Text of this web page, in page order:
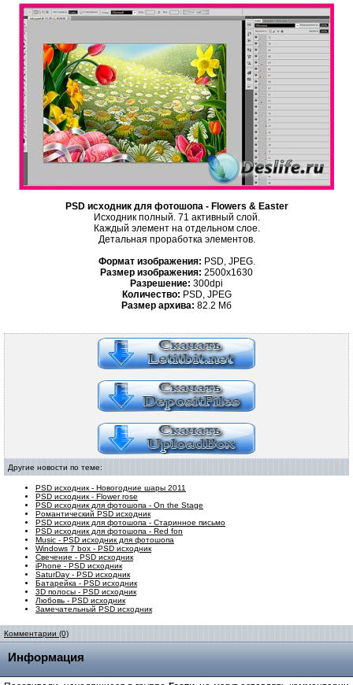
PSD исходник для фотошопа - Flowers & Easter
Исходник полный. 71 активный слой.
Каждый элемент на отдельном слое.
Детальная проработка элементов.
Формат изображения: PSD, JPEG.
Размер изображения: 2500x1630
Разрешение: 300dpi
Количество: PSD, JPEG
Размер архива: 82.2 Мб
Другие новости по теме:
PSD исходник - Новогодние шары 2011
PSD исходник - Flower rose
PSD исходник для фотошопа - On the Stage
Романтический PSD исходник
PSD исходник для фотошопа - Старинное письмо
PSD исходник для фотошопа - Red fon
Music - PSD исходник для фотошопа
Windows 7 box - PSD исходник
Свечение - PSD исходник
iPhone - PSD исходник
SaturDay - PSD исходник
Батарейка - PSD исходник
3D полосы - PSD исходник
Любовь - PSD исходник
Замечательный PSD исходник
Комментарии (0)
Информация